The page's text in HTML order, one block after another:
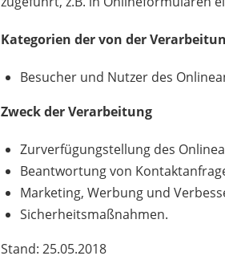
Kategorien der von der
Besucher und Nutzer des
Zweck der Verarbeitung
Zurverfügungstellung des
Beantwortung von
Marketing, Werbung und
Sicherheitsmaßnahmen.
Stand: 25.05.2018